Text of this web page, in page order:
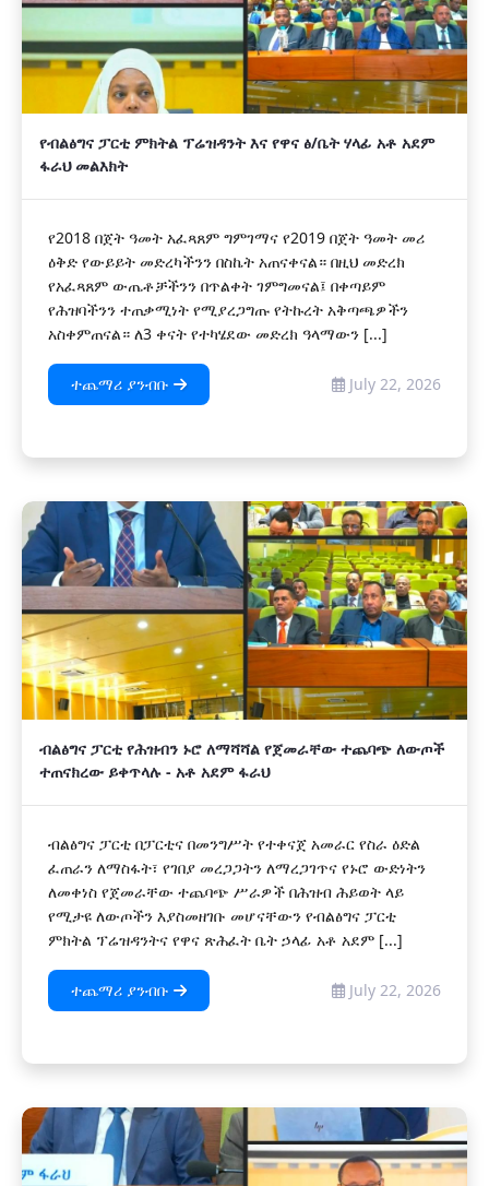
የብልፅግና ፓርቲ ምክትል ፕሬዝዳንት እና የዋና ፅ/ቤት ሃላፊ አቶ አደም
ፋራህ መልእክት
የ2018 በጀት ዓመት አፈጻጸም ግምገማና የ2019 በጀት ዓመት መሪ
ዕቅድ የውይይት መድረካችንን በስኬት አጠናቀናል። በዚህ መድረክ
የአፈጻጸም ውጤቶቻችንን በጥልቀት ገምግመናል፤ በቀጣይም
የሕዝባችንን ተጠቃሚነት የሚያረጋግጡ የትኩረት አቅጣጫዎችን
አስቀምጠናል። ለ3 ቀናት የተካሄደው መድረክ ዓላማውን [...]
ተጨማሪ ያንብቡ July 22, 2026
ብልፅግና ፓርቲ የሕዝብን ኑሮ ለማሻሻል የጀመራቸው ተጨባጭ ለውጦች
ተጠናክረው ይቀጥላሉ - አቶ አደም ፋራህ
ብልፅግና ፓርቲ በፓርቲና በመንግሥት የተቀናጀ አመራር የስራ ዕድል
ፈጠራን ለማስፋት፣ የገበያ መረጋጋትን ለማረጋገጥና የኑሮ ውድነትን
ለመቀነስ የጀመራቸው ተጨባጭ ሥራዎች በሕዝብ ሕይወት ላይ
የሚታዩ ለውጦችን እያስመዘገቡ መሆናቸውን የብልፅግና ፓርቲ
ምክትል ፕሬዝዳንትና የዋና ጽሕፈት ቤት ኃላፊ አቶ አደም [...]
ተጨማሪ ያንብቡ July 22, 2026